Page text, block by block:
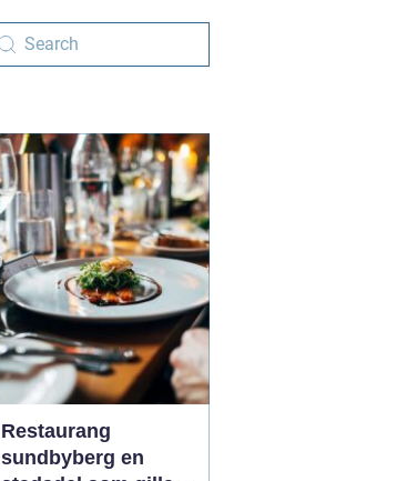
Restaurang
sundbyberg en